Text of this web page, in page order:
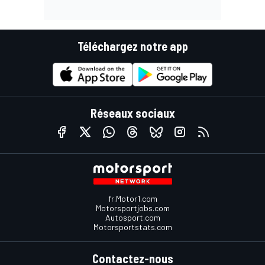
Téléchargez notre app
Réseaux sociaux
fr.Motor1.com
Motorsportjobs.com
Autosport.com
Motorsportstats.com
Contactez-nous